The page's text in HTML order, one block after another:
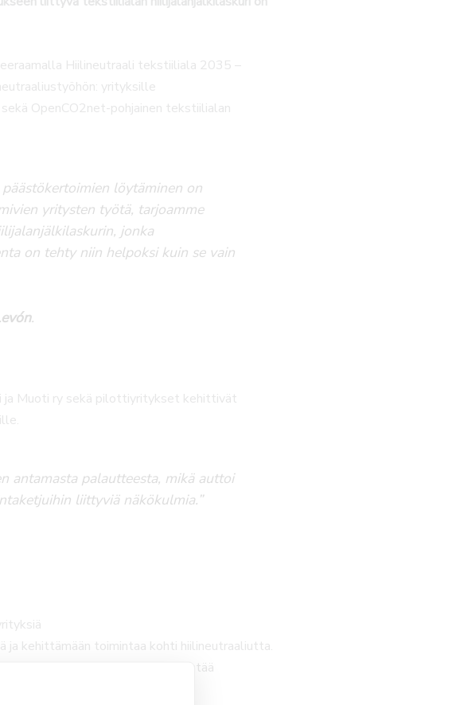
Hiilineutraali tekstiiliala 2035 –
yrityksille
OpenCO2net-pohjainen tekstiilialan
löytäminen on
yritysten työtä, tarjoamme
jonka
on tehty niin helpoksi kuin se vain
.
ja Muoti ry sekä pilottiyritykset kehittivät
antamasta palautteesta, mikä auttoi
liittyviä näkökulmia.”
ja kehittämään toimintaa kohti hiilineutraaliutta.
–logon, jota ne voivat hyödyntää